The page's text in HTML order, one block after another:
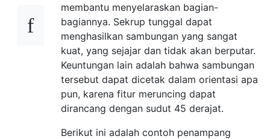
membantu menyelaraskan bagian-
bagiannya. Sekrup tunggal dapat
menghasilkan sambungan yang sangat
kuat, yang sejajar dan tidak akan berputar.
Keuntungan lain adalah bahwa sambungan
tersebut dapat dicetak dalam orientasi apa
pun, karena fitur meruncing dapat
dirancang dengan sudut 45 derajat.
Berikut ini adalah contoh penampang